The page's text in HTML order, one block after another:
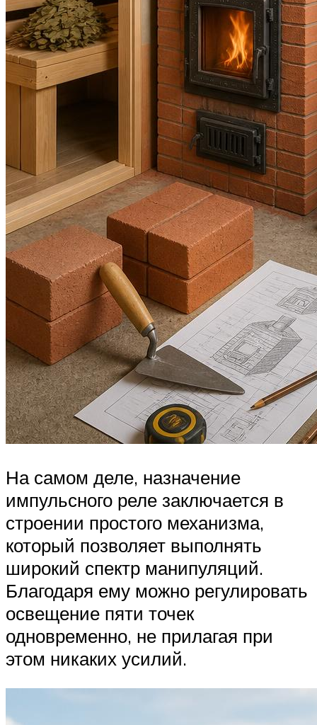
На самом деле, назначение
импульсного реле заключается в
строении простого механизма,
который позволяет выполнять
широкий спектр манипуляций.
Благодаря ему можно регулировать
освещение пяти точек
одновременно, не прилагая при
этом никаких усилий.